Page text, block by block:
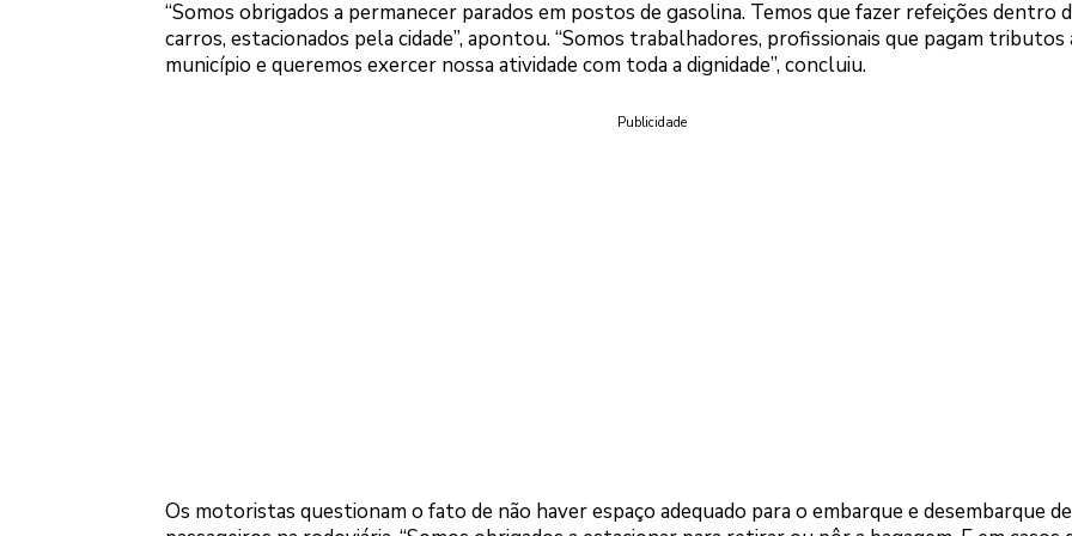
“Somos obrigados a permanecer parados em postos de gasolina. Temos que fazer refeições dentro
carros, estacionados pela cidade”, apontou. “Somos trabalhadores, profissionais que pagam tributos
município e queremos exercer nossa atividade com toda a dignidade”, concluiu.
Publicidade
Os motoristas questionam o fato de não haver espaço adequado para o embarque e desembarque de